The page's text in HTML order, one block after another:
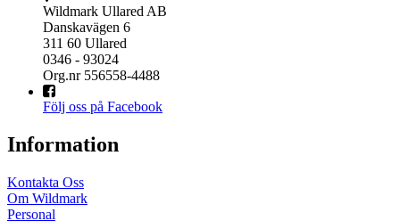
Wildmark Ullared AB
Danskavägen 6
311 60 Ullared
0346 - 93024
Org.nr 556558-4488
Följ oss på Facebook
Information
Kontakta Oss
Om Wildmark
Personal